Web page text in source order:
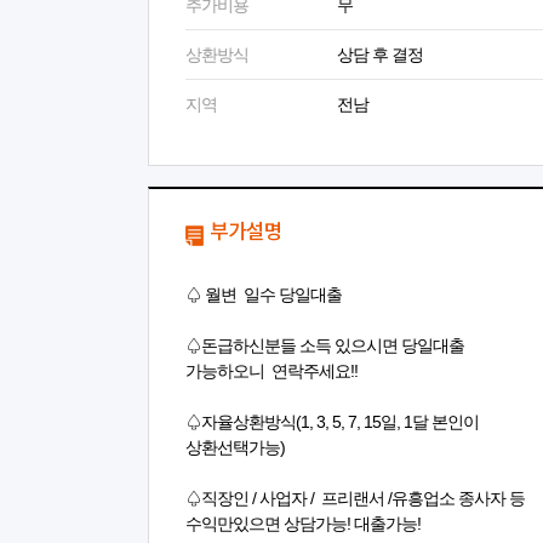
추가비용 무
상환방식 상담 후 결정
지역 전남
부가설명
♤ 월변 일수 당일대출
♤돈급하신분들 소득 있으시면 당일대출
가능하오니 연락주세요!!
♤자율상환방식(1, 3, 5, 7, 15일, 1달 본인이
상환선택가능)
♤직장인 / 사업자 / 프리랜서 /유흥업소 종사자 등
수익만있으면 상담가능! 대출가능!